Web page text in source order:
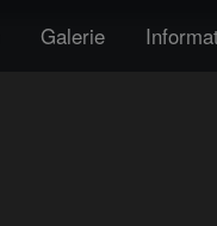
Galerie